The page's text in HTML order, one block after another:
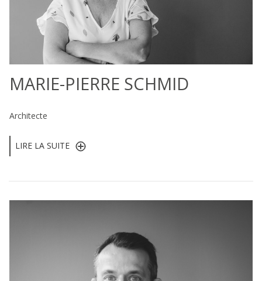
MARIE-PIERRE SCHMID
Architecte
LIRE LA SUITE